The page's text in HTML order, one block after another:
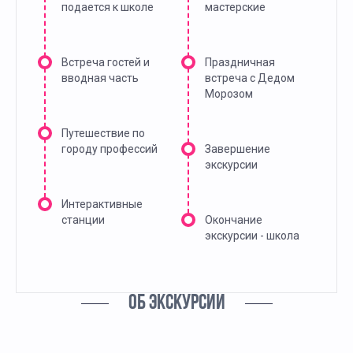
подается к школе
Встреча гостей и
вводная часть
Путешествие по
городу профессий
Интерактивные
станции
мастерские
Праздничная
встреча с Дедом
Морозом
Завершение
экскурсии
Окончание
экскурсии - школа
ОБ ЭКСКУРСИИ